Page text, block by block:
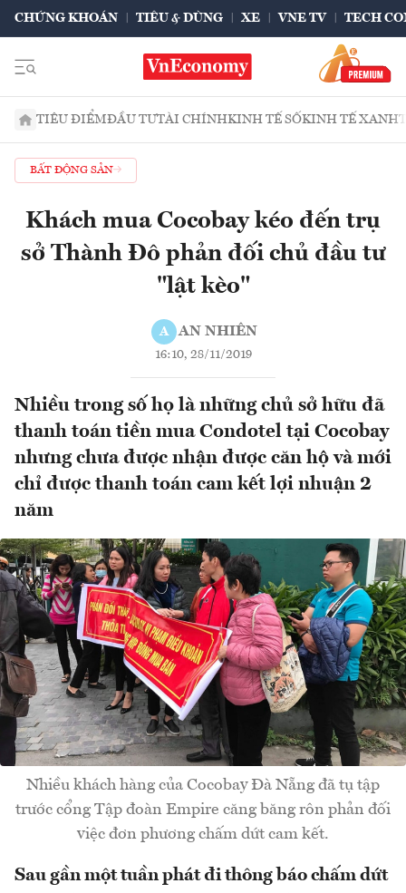
CHỨNG KHOÁN TIÊU & DÙNG XE VNE TV TECH
TIÊU ĐIỂMĐẦU TƯTÀI CHÍNHKINH TẾ SỐKINH TẾ XANH
BẤT ĐỘNG SẢN
Khách mua Cocobay kéo đến trụ
sở Thành Đô phản đối chủ đầu tư
"lật kèo"
A AN NHIÊN
16:10, 28/11/2019
Nhiều trong số họ là những chủ sở hữu đã
thanh toán tiền mua Condotel tại Cocobay
nhưng chưa được nhận được căn hộ và mới
chỉ được thanh toán cam kết lợi nhuận 2
năm
Nhiều khách hàng của Cocobay Đà Nẵng đã tụ tập
trước cổng Tập đoàn Empire căng băng rôn phản đối
việc đơn phương chấm dứt cam kết.
Sau gần một tuần phát đi thông báo chấm dứt